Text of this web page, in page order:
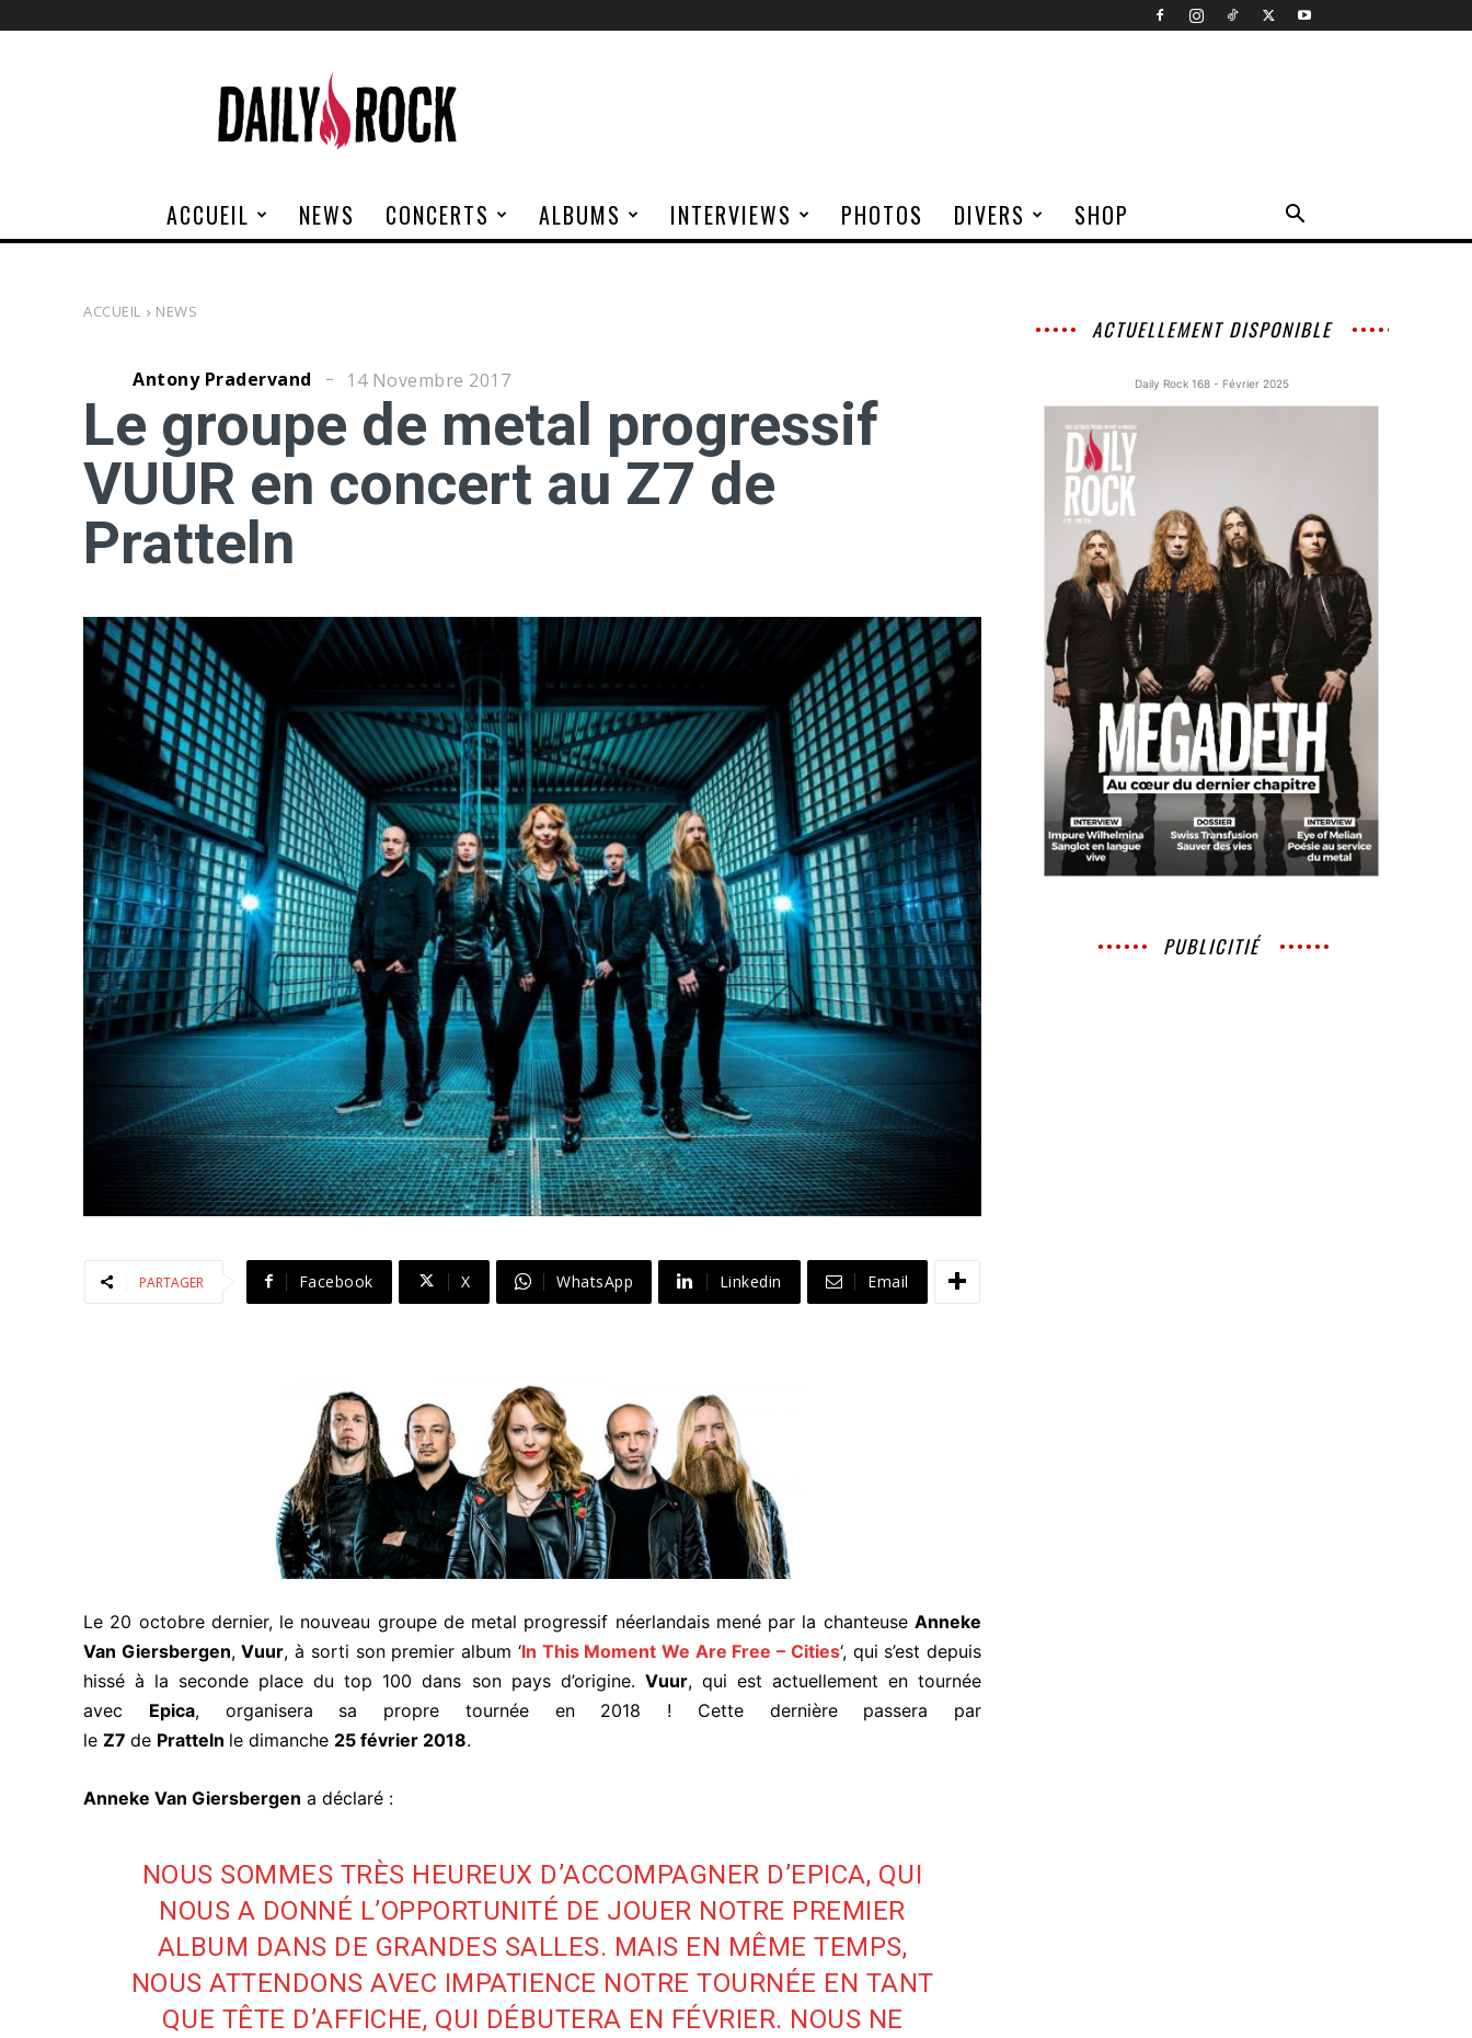
Rock
ACCUEIL NEWS CONCERTS ALBUMS INTERVIEWS PHOTOS DIVERS SHOP
ACCUEIL NEWS
Antony Pradervand 14 Novembre 2017
Le groupe de metal progressif
VUUR en concert au Z7 de
Pratteln
PARTAGER Facebook X WhatsApp Linkedin Email
Le 20 octobre dernier, le nouveau groupe de metal progressif néerlandais mené par la chanteuse Anneke
Van Giersbergen,Vuur, à sorti son premier album ‘In This Moment We Are Free – Cities‘, qui s’est depuis
hissé à la seconde place du top 100 dans son pays d’origine. Vuur, qui est actuellement en tournée
avec Epica, organisera sa propre tournée en 2018 ! Cette dernière passera par
le Z7 de Pratteln le dimanche 25 février 2018.
Anneke Van Giersbergen a déclaré :
NOUS SOMMES TRÈS HEUREUX D’ACCOMPAGNER D’EPICA, QUI
NOUS A DONNÉ L’OPPORTUNITÉ DE JOUER NOTRE PREMIER
ALBUM DANS DE GRANDES SALLES. MAIS EN MÊME TEMPS,
NOUS ATTENDONS AVEC IMPATIENCE NOTRE TOURNÉE EN TANT
QUE TÊTE D’AFFICHE, QUI DÉBUTERA EN FÉVRIER. NOUS NE
ACTUELLEMENT DISPONIBLE
Daily Rock 168 - Février 2025
PUBLICITIÉ